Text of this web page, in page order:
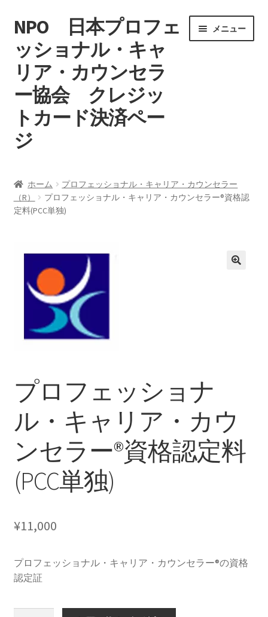
ナ
ビ
ゲ
ー
シ
ョ
ン
へ
ス
プ
コ
ン
テ
ン
ツ
へ
ス
キ
ッ
NPO 日本プロフェ
ッショナル・キャ
リア・カウンセラ
ー協会 クレジッ
トカード決済ペー
ジ
メニュー
マイアカウント
支払い
プライバシーポリシー
ホーム
プロフェッショナル・キャリア・カウンセラー
（R）
プロフェッショナル・キャリア・カウンセラー®資格認
定料(PCC単独)
プロフェッショナ
ル・キャリア・カウ
ンセラー®資格認定料
(PCC単独)
¥11,000
プロフェッショナル・キャリア・カウンセラー®の資格
認定証